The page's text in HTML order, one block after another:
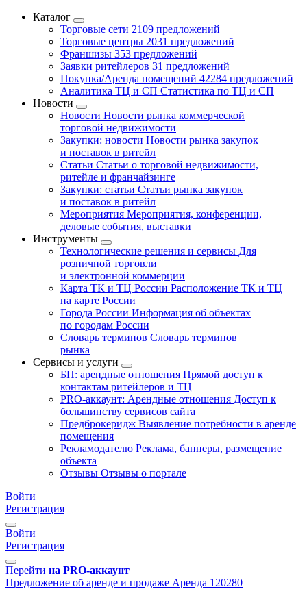
Каталог
Торговые сети 2109 предложений
Торговые центры 2031 предложений
Франшизы 353 предложений
Заявки ритейлеров 31 предложений
Покупка/Аренда помещений 42284 предложений
Аналитика ТЦ и СП Статистика по ТЦ и СП
Новости
Новости Новости рынка коммерческой
торговой недвижимости
Закупки: новости Новости рынка закупок
и поставок в ритейл
Статьи Статьи о торговой недвижимости,
ритейле и франчайзинге
Закупки: статьи Статьи рынка закупок
и поставок в ритейл
Мероприятия Мероприятия, конференции,
деловые события, выставки
Инструменты
Технологические решения и сервисы Для
розничной торговли
и электронной коммерции
Карта ТК и ТЦ России Расположение ТК и ТЦ
на карте России
Города России Информация об объектах
по городам России
Словарь терминов Словарь терминов
рынка
Сервисы и услуги
БП: арендные отношения Прямой доступ к
контактам ритейлеров и ТЦ
PRO-аккаунт: Арендные отношения Доступ к
большинству сервисов сайта
Предброкеридж Выявление потребности в аренде
помещения
Рекламодателю Реклама, баннеры, размещение
объекта
Отзывы Отзывы о портале
Войти
Регистрация
Войти
Регистрация
Перейти на PRO-аккаунт
Предложение об аренде и продаже Аренда 120280